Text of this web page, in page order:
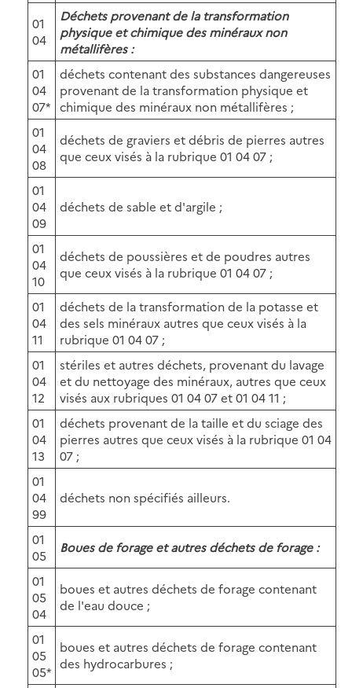
01
04
Déchets provenant de la transformation
physique et chimique des minéraux non
métallifères :
01
04
07*
déchets contenant des substances dangereuses
provenant de la transformation physique et
chimique des minéraux non métallifères ;
01
04
08
déchets de graviers et débris de pierres autres
que ceux visés à la rubrique 01 04 07 ;
01
04
09
déchets de sable et d'argile ;
01
04
10
déchets de poussières et de poudres autres
que ceux visés à la rubrique 01 04 07 ;
01
04
11
déchets de la transformation de la potasse et
des sels minéraux autres que ceux visés à la
rubrique 01 04 07 ;
01
04
12
stériles et autres déchets, provenant du lavage
et du nettoyage des minéraux, autres que ceux
visés aux rubriques 01 04 07 et 01 04 11 ;
01
04
13
déchets provenant de la taille et du sciage des
pierres autres que ceux visés à la rubrique 01 04
07 ;
01
04
99
déchets non spécifiés ailleurs.
01
05
Boues de forage et autres déchets de forage :
01
05
04
boues et autres déchets de forage contenant
de l'eau douce ;
01
05
05*
boues et autres déchets de forage contenant
des hydrocarbures ;